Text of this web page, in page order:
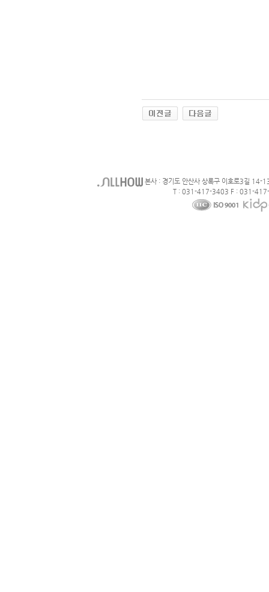
본사 : 경기도 안산사 상록구 이호로3길 14-
T : 031-417-3403 F : 031-